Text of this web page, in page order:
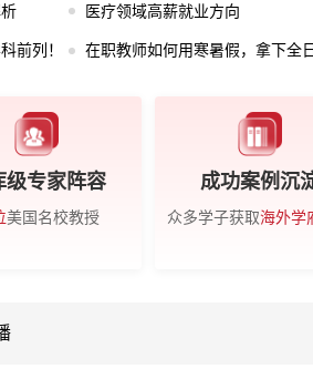
医疗领域高薪就业方向
前列！ 在职教师如何用寒暑假，拿下全日制
级专家阵容
美国名校教授
成功案例沉
众多学子获取海外学